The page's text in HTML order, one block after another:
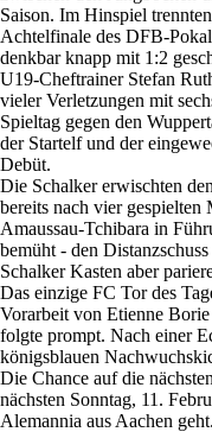
Saison. Im Hinspiel
Achtelfinale des DFB-
denkbar knapp mit 1:2
U19-Cheftrainer Stefan
vieler Verletzungen mit
Spieltag gegen den
der Startelf und der
Debüt.
Die Schalker erwischten
bereits nach vier
Amaussau-Tchibara in
bemüht - den
Schalker Kasten aber
Das einzige FC Tor des
Vorarbeit von Etienne
folgte prompt. Nach einer
königsblauen
Die Chance auf die
nächsten Sonntag, 11.
Alemannia aus Aachen geht.